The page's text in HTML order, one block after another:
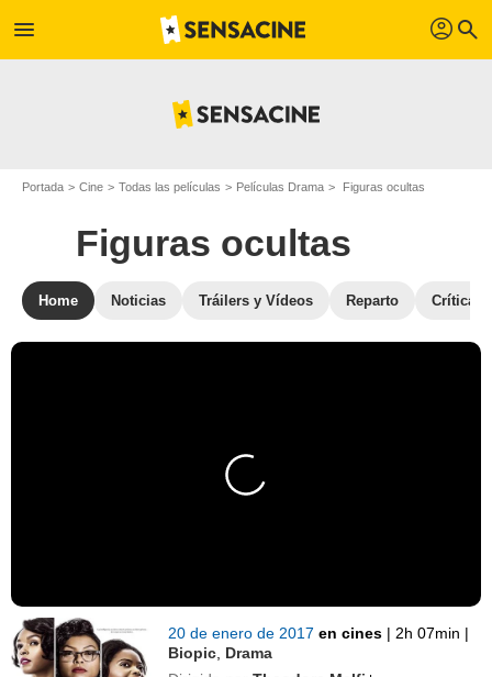
menu profil search
Portada Cine Todas las películas Películas Drama Figuras ocultas
Figuras ocultas
Home Noticias Tráilers y Vídeos Reparto Críticas
20 de enero de 2017en cines | 2h 07min |
Biopic Drama